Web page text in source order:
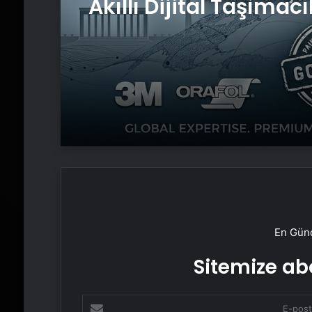
Akıllı Dijital
Yazılımı
En
Sitemize